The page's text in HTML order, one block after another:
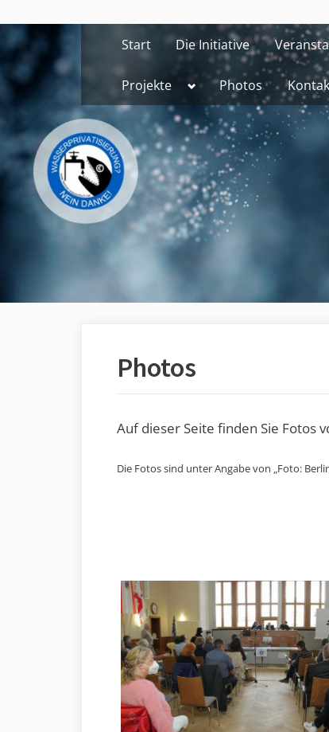
to
content
Start Die Initiative
Projekte Toggle
menu
Photos
Photos
Auf dieser Seite finden Sie Fotos
Die Fotos sind unter Angabe von „Foto: